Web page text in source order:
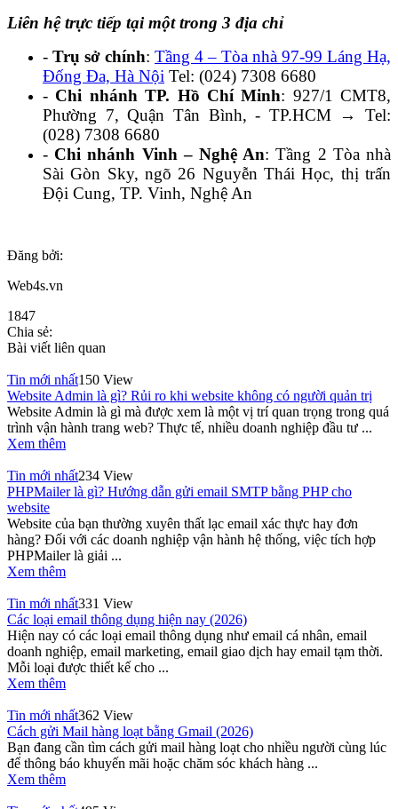
Liên hệ trực tiếp tại một trong 3 địa chỉ
- Trụ sở chính: Tầng 4 – Tòa nhà 97-99 Láng Hạ,
Đống Đa, Hà Nội Tel: (024) 7308 6680
- Chi nhánh TP. Hồ Chí Minh: 927/1 CMT8,
Phường 7, Quận Tân Bình, - TP.HCM → Tel:
(028) 7308 6680
- Chi nhánh Vinh – Nghệ An: Tầng 2 Tòa nhà
Sài Gòn Sky, ngõ 26 Nguyễn Thái Học, thị trấn
Đội Cung, TP. Vinh, Nghệ An
Đăng bởi:
Web4s.vn
1847
Chia sẻ:
Bài viết liên quan
Tin mới nhất150 View
Website Admin là gì? Rủi ro khi website không có người quản trị
Website Admin là gì mà được xem là một vị trí quan trọng trong quá
trình vận hành trang web? Thực tế, nhiều doanh nghiệp đầu tư ...
Xem thêm
Tin mới nhất234 View
PHPMailer là gì? Hướng dẫn gửi email SMTP bằng PHP cho
website
Website của bạn thường xuyên thất lạc email xác thực hay đơn
hàng? Đối với các doanh nghiệp vận hành hệ thống, việc tích hợp
PHPMailer là giải ...
Xem thêm
Tin mới nhất331 View
Các loại email thông dụng hiện nay (2026)
Hiện nay có các loại email thông dụng như email cá nhân, email
doanh nghiệp, email marketing, email giao dịch hay email tạm thời.
Mỗi loại được thiết kế cho ...
Xem thêm
Tin mới nhất362 View
Cách gửi Mail hàng loạt bằng Gmail (2026)
Bạn đang cần tìm cách gửi mail hàng loạt cho nhiều người cùng lúc
để thông báo khuyến mãi hoặc chăm sóc khách hàng ...
Xem thêm